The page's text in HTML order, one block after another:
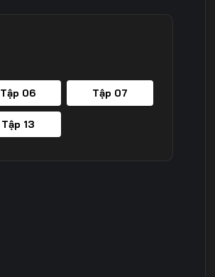
Tập 06 Tập 07
Tập 13